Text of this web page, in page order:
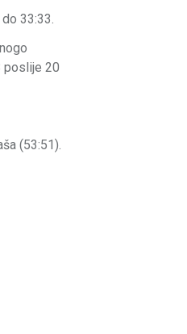
33:33.
poslije 20
(53:51).